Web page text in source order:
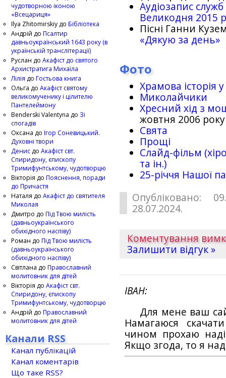
Аудіозапис
Великодня 2015
Пісні Ганни
«Дякую за день»
Фото
Храмова історія
Миколайчики
Хресний хід з
жовтня 2006 року
Свята
Прощі
Слайд-фільм
та ін.)
25-рiччя Нашої
Опубліковано:
28.07.2024.
Коментування
Залишити відгук »
ІВАН
Для мене ваш
Намагаюся
чином прохаю
Якщо згода, то я
чудотворною іконою
«Всецариця»
Ilya Zhitomirskiy до Бібліотека
Андрій до Псалтир
давньоукраїнський 1643 року (в
українській транслітерації)
Руслан до Акафіст до святого
Архистратига Михаїла
Лілія до Гостьова книга
Ольга до Акафіст святому
великомученику і цілителю
Пантелеймону
Benderski Valentyna до Зі
спогадів
Оксана до Ігор Соневицький.
Духовні твори
Денис до Акафіст свт.
Спиридону, єпископу
Тримифунтському, чудотворцю
Вікторія до Пояснення, поради
до Причастя
Наталя до Акафіст до святителя
Миколая
Дмитро до Під Твою милість
(давньоукраїнського
обихідного наспіву)
Роман до Під Твою милість
(давньоукраїнського
обихідного наспіву)
Світлана до Православний
молитовник для дітей
Вікторія до Акафіст свт.
Спиридону, єпископу
Тримифунтському, чудотворцю
Андрій до Православний
молитовник для дітей
Канали RSS
Канал публікацій
Канал коментарів
Що таке RSS?